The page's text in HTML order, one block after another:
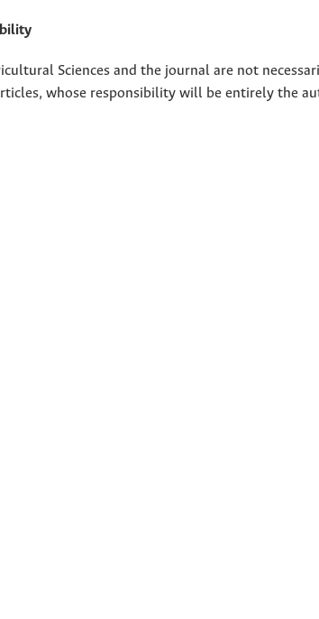
Sciences and the journal are not
whose responsibility will be entirely the